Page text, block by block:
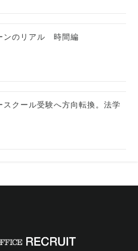
ンのリアル 時間編
スクール受験へ方向転換。法学